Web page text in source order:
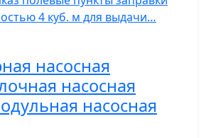
4 куб. м для выдачи…
насосная
насосная
насосная